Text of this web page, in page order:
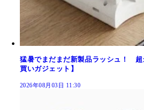
猛暑でまだまだ新製品ラッシュ！ 超
買いガジェット】
2026年08月03日 11:30